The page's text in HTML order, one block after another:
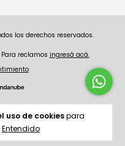
uso de cookiespara
Entendido
los derechos reservados.
reclamos ingresá acá.